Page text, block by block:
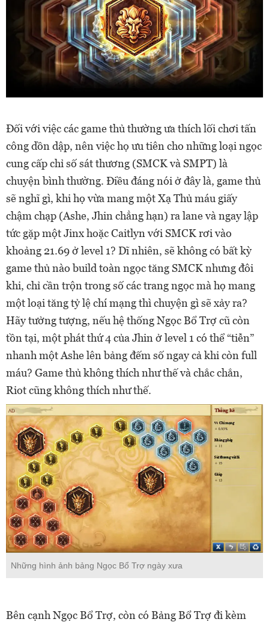
Đối với việc các game thủ thường ưa thích lối chơi tấn
công dồn dập, nên việc họ ưu tiên cho những loại ngọc
cung cấp chỉ số sát thương (SMCK và SMPT) là
chuyện bình thường. Điều đáng nói ở đây là, game thủ
sẽ nghĩ gì, khi họ vừa mang một Xạ Thủ máu giấy
chậm chạp (Ashe, Jhin chẳng hạn) ra lane và ngay lập
tức gặp một Jinx hoặc Caitlyn với SMCK rơi vào
khoảng 21.69 ở level 1? Dĩ nhiên, sẽ không có bất kỳ
game thủ nào build toàn ngọc tăng SMCK nhưng đôi
khi, chỉ cần trộn trong số các trang ngọc mà họ mang
một loại tăng tỷ lệ chí mạng thì chuyện gì sẽ xảy ra?
Hãy tưởng tượng, nếu hệ thống Ngọc Bổ Trợ cũ còn
tồn tại, một phát thứ 4 của Jhin ở level 1 có thể “tiễn”
nhanh một Ashe lên bảng đếm số ngay cả khi còn full
máu? Game thủ không thích như thế và chắc chắn,
Riot cũng không thích như thế.
Những hình ảnh bảng Ngọc Bổ Trợ ngày xưa
Bên cạnh Ngọc Bổ Trợ, còn có Bảng Bổ Trợ đi kèm